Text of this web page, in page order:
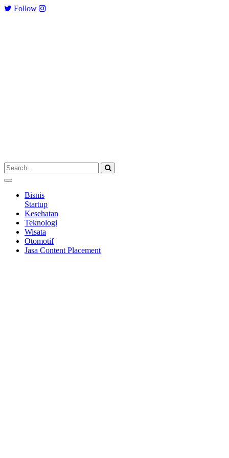
Follow
Bisnis
Startup
Kesehatan
Teknologi
Wisata
Otomotif
Jasa Content Placement